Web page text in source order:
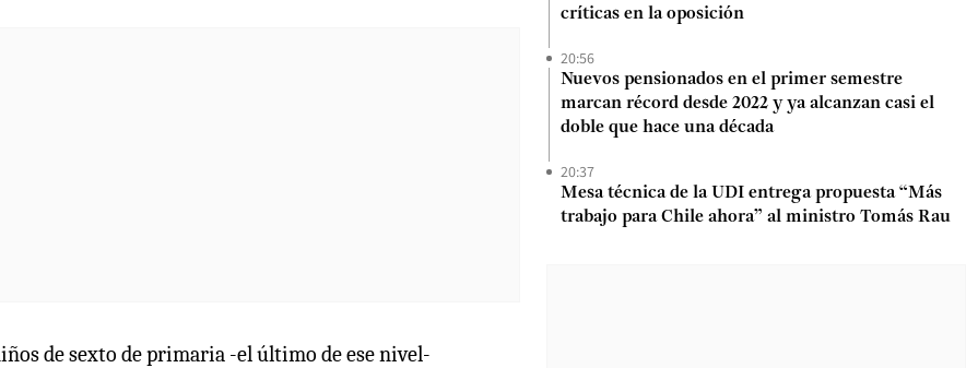
de sexto de primaria -el último de ese nivel-
críticas en la oposición
20:56
Nuevos pensionados en el primer semestre
marcan récord desde 2022 y ya alcanzan casi el
doble que hace una década
20:37
Mesa técnica de la UDI entrega propuesta “Más
trabajo para Chile ahora” al ministro Tomás Rau